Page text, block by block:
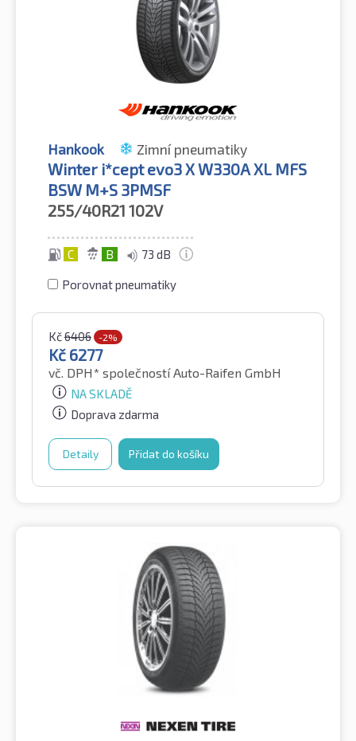
Hankook Zimní pneumatiky
Winter i*cept evo3 X W330A XL MFS
BSW M+S 3PMSF
255/40R21 102V
C B 73 dB
Porovnat pneumatiky
Kč6406 -2%
Kč 6277
vč. DPH* společností Auto-Raifen GmbH
NA SKLADĚ
Doprava zdarma
Detaily Přidat do košíku